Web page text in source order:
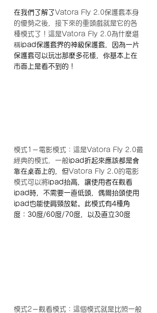
在我們了解了Vatora Fly 2.0保護套本身
的優勢之後，接下來的重頭戲就是它的各
種模式了！這是Vatora Fly 2.0為什麼堪
稱ipad保護套界的神級保護套，因為一片
保護套可以玩出那麼多花樣，你基本上在
市面上是看不到的！
模式1－電影模式：這是Vatora Fly 2.0最
經典的模式，一般ipad折起來應該都是會
靠在桌面上的，但Vatora Fly 2.0的電影
模式可以將ipad抬高，讓使用者在觀看
ipad時，不需要一直低頭，偶爾抬頭使用
ipad也能使肩頸放鬆。此模式有4種角
度：30度/60度/70度，以及直立30度
模式2－觀看模式：這個模式就是比照一般